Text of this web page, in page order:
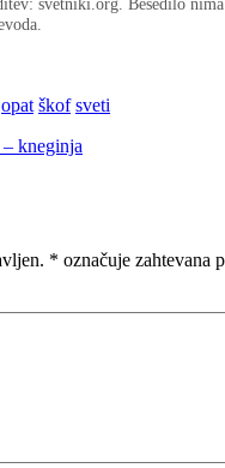
opat škof sveti
kneginja
* označuje zahtevana